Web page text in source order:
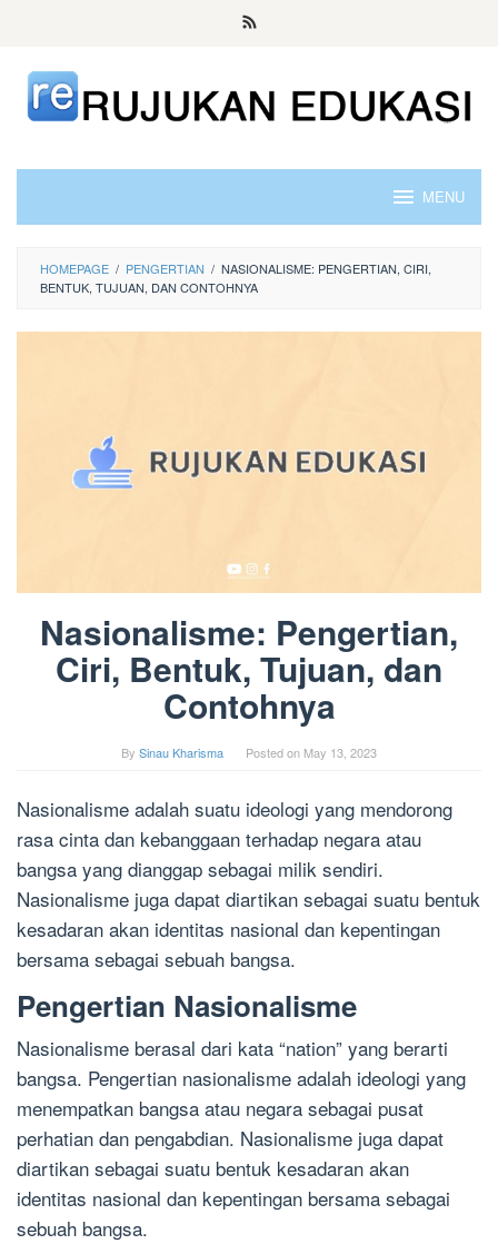
content
MENU
HOMEPAGE / PENGERTIAN / NASIONALISME: PENGERTIAN, CIRI,
BENTUK, TUJUAN, DAN CONTOHNYA
Nasionalisme: Pengertian,
Ciri, Bentuk, Tujuan, dan
Contohnya
By Sinau Kharisma Posted on May 13, 2023
Nasionalisme adalah suatu ideologi yang mendorong
rasa cinta dan kebanggaan terhadap negara atau
bangsa yang dianggap sebagai milik sendiri.
Nasionalisme juga dapat diartikan sebagai suatu bentuk
kesadaran akan identitas nasional dan kepentingan
bersama sebagai sebuah bangsa.
Pengertian Nasionalisme
Nasionalisme berasal dari kata “nation” yang berarti
bangsa. Pengertian nasionalisme adalah ideologi yang
menempatkan bangsa atau negara sebagai pusat
perhatian dan pengabdian. Nasionalisme juga dapat
diartikan sebagai suatu bentuk kesadaran akan
identitas nasional dan kepentingan bersama sebagai
sebuah bangsa.